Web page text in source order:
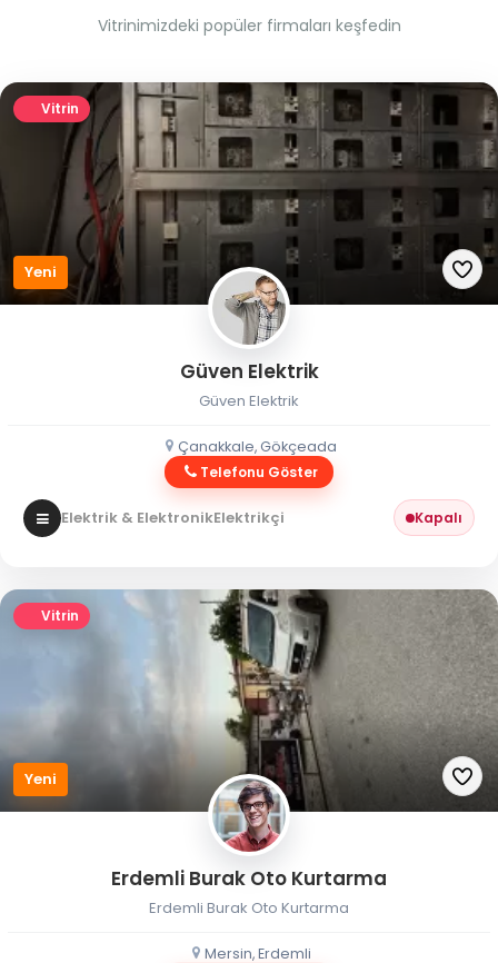
Vitrinimizdeki popüler firmaları keşfedin
Vitrin
Yeni
Güven Elektrik
Güven Elektrik
Çanakkale, Gökçeada
Telefonu Göster
Elektrik & ElektronikElektrikçi Kapalı
Vitrin
Yeni
Erdemli Burak Oto Kurtarma
Erdemli Burak Oto Kurtarma
Mersin, Erdemli